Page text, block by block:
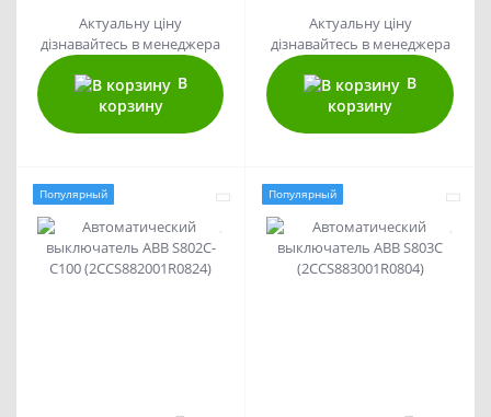
Актуальну ціну
дізнавайтесь в менеджера
В
корзину
Актуальну ціну
дізнавайтесь в менеджера
В
корзину
Популярный Популярный